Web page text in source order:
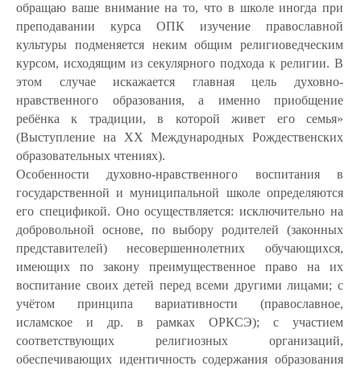
обращаю ваше внимание на то, что в школе иногда при
преподавании курса
ОПК изучение
православной
культуры подменяется неким общим религиоведческим
курсом, исходящим из секулярного подхода к религии. В
этом случае искажается главная цель духовно-
нравственного образования, а именно приобщение
ребёнка к традиции, в которой живет его семья»
(Выступление на XX Международных Рождественских
образовательных чтениях).
Особенности духовно-нравственного воспитания в
государственной и муниципальной школе определяются
его спецификой. Оно осуществляется: исключительно на
добровольной основе, по выбору родителей (законных
представителей) несовершеннолетних обучающихся,
имеющих по закону преимущественное право на их
воспитание своих детей перед всеми другими лицами; с
учётом принципа вариативности (православное,
исламское и др. в рамках ОРКСЭ); с участием
соответствующих религиозных организаций,
обеспечивающих идентичность содержания образования